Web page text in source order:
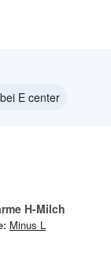
E center
H-Milch
Minus L